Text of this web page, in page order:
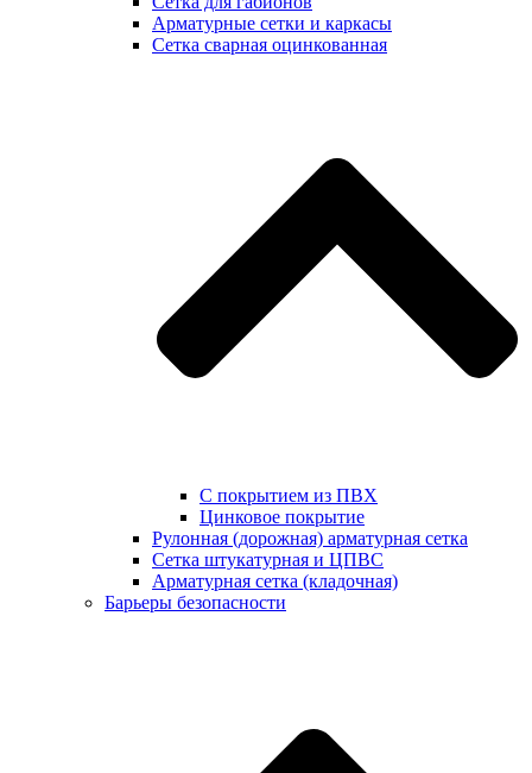
Арматурные сетки и каркасы
Сетка сварная оцинкованная
С покрытием из ПВХ
Цинковое покрытие
Рулонная (дорожная) арматурная сетка
Сетка штукатурная и ЦПВС
Арматурная сетка (кладочная)
Барьеры безопасности